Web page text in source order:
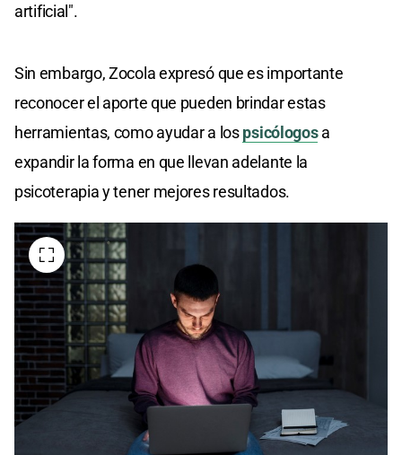
artificial".
Sin embargo, Zocola expresó que es importante
reconocer el aporte que pueden brindar estas
herramientas, como ayudar a lospsicólogosa
expandir la forma en que llevan adelante la
psicoterapia y tener mejores resultados.